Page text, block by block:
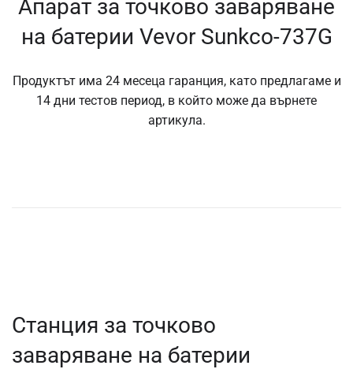
Апарат за точково заваряване
на батерии Vevor Sunkco-737G
Продуктът има 24 месеца гаранция, като предлагаме и
14 дни тестов период, в който може да върнете
артикула.
Станция за точково
заваряване на батерии